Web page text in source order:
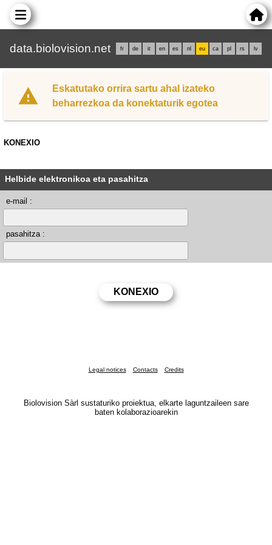
data.biolovision.net fr de it en es nl eu ca pl rs lv
Eskatutako orrira sartu ahal izateko
beharrezkoa da konektaturik egotea
KONEXIO
Helbide elektronikoa eta pasahitza
e-mail :
pasahitza :
Legal notices Contacts Credits
Biolovision Sàrl sustaturiko proiektua, elkarte laguntzaileen sare
baten kolaborazioarekin